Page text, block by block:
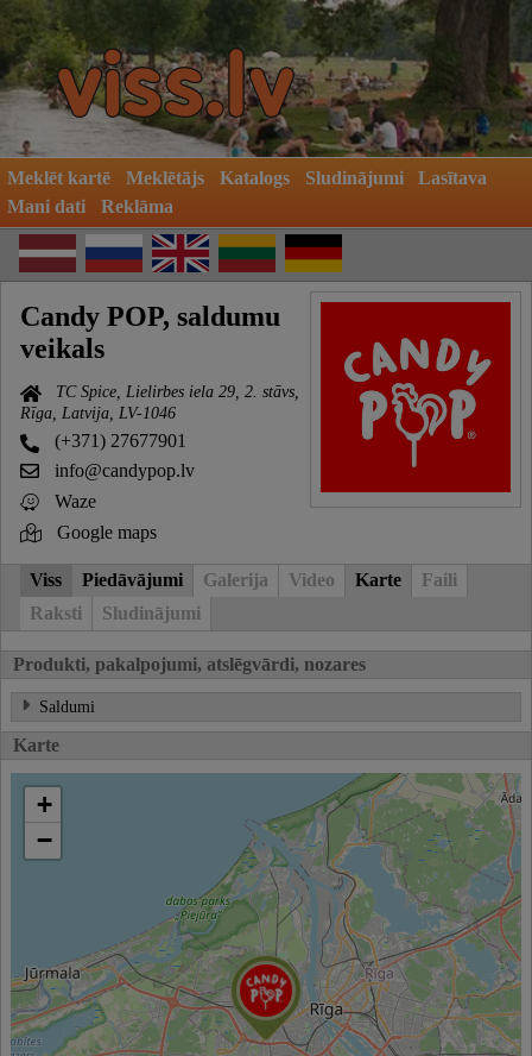
Meklēt kartē Meklētājs Katalogs Sludinājumi
Lasītava
Mani dati
Reklāma
Candy POP, saldumu
veikals
TC Spice, Lielirbes iela 29, 2. stāvs,
Rīga, Latvija, LV-1046
(+371) 27677901
info@candypop.lv
Waze
Google maps
Viss Piedāvājumi Galerija Video Karte
Faili
Raksti
Sludinājumi
Produkti, pakalpojumi, atslēgvārdi, nozares
Saldumi
Karte
+
−